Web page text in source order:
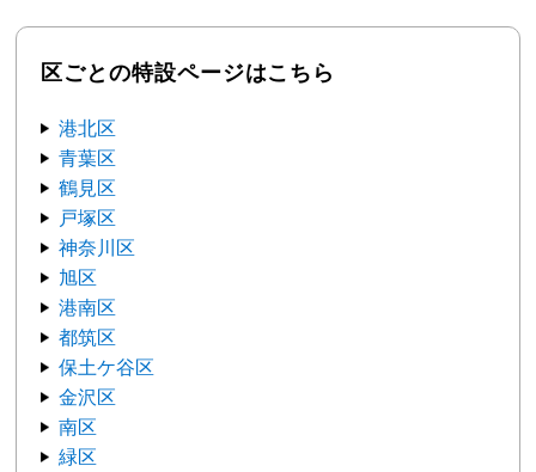
区ごとの特設ページはこちら
港北区
青葉区
鶴見区
戸塚区
神奈川区
旭区
港南区
都筑区
保土ケ谷区
金沢区
南区
緑区